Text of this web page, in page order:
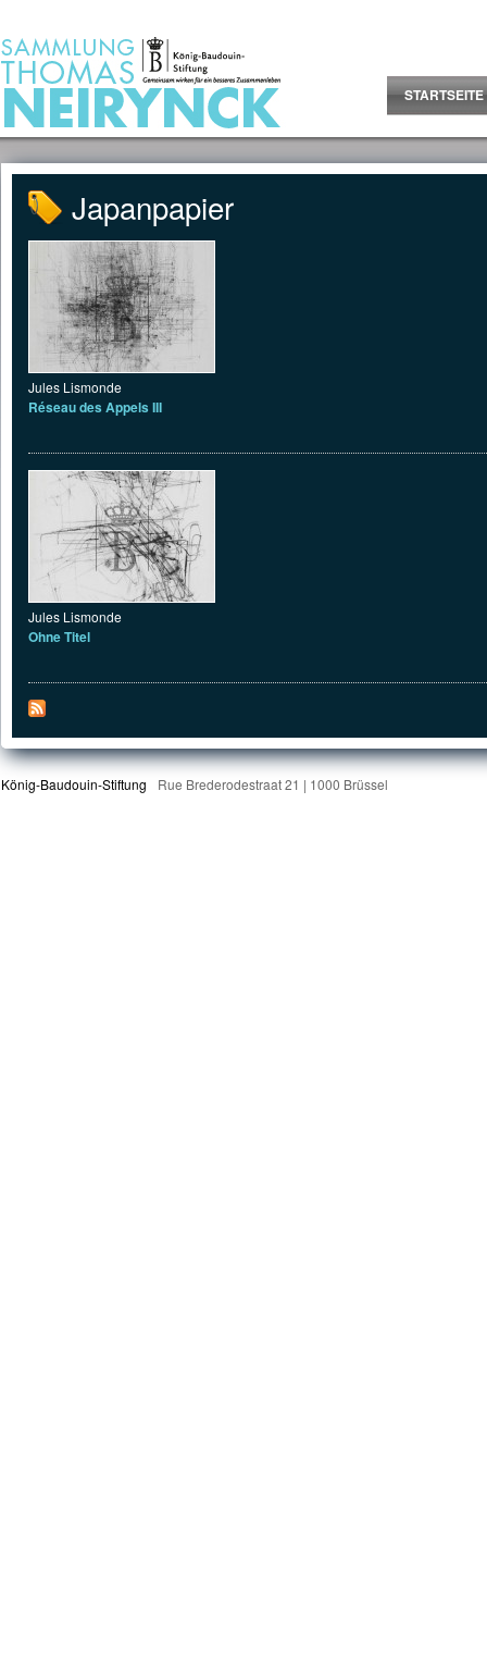
STARTSEITE
Japanpapier
Jules Lismonde
Réseau des Appels III
Jules Lismonde
Ohne Titel
König-Baudouin-Stiftung Rue Brederodestraat 21 | 1000 Brüssel